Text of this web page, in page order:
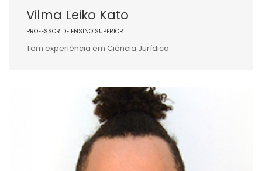
Vilma Leiko Kato
PROFESSOR DE ENSINO SUPERIOR
Tem experiência em Ciência Jurídica.